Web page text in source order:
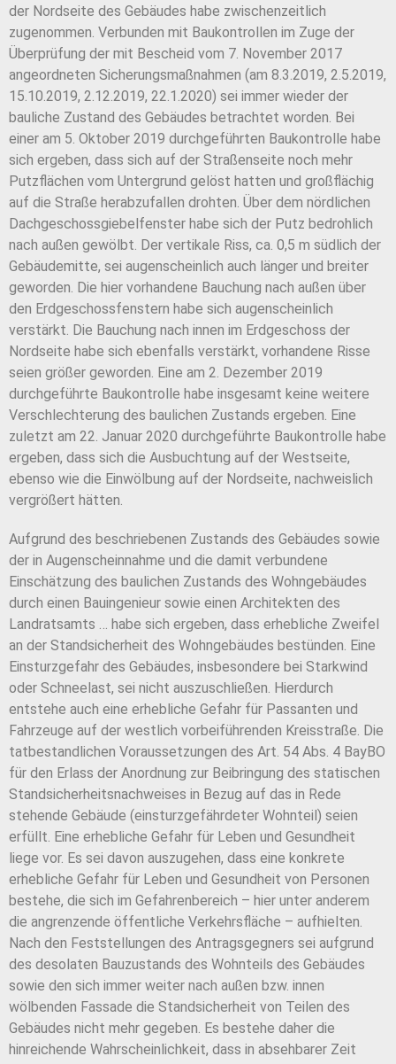
der Nordseite des Gebäudes habe zwischenzeitlich
zugenommen. Verbunden mit Baukontrollen im Zuge der
Überprüfung der mit Bescheid vom 7. November 2017
angeordneten Sicherungsmaßnahmen (am 8.3.2019, 2.5.2019,
15.10.2019, 2.12.2019, 22.1.2020) sei immer wieder der
bauliche Zustand des Gebäudes betrachtet worden. Bei
einer am 5. Oktober 2019 durchgeführten Baukontrolle habe
sich ergeben, dass sich auf der Straßenseite noch mehr
Putzflächen vom Untergrund gelöst hatten und großflächig
auf die Straße herabzufallen drohten. Über dem nördlichen
Dachgeschossgiebelfenster habe sich der Putz bedrohlich
nach außen gewölbt. Der vertikale Riss, ca. 0,5 m südlich der
Gebäudemitte, sei augenscheinlich auch länger und breiter
geworden. Die hier vorhandene Bauchung nach außen über
den Erdgeschossfenstern habe sich augenscheinlich
verstärkt. Die Bauchung nach innen im Erdgeschoss der
Nordseite habe sich ebenfalls verstärkt, vorhandene Risse
seien größer geworden. Eine am 2. Dezember 2019
durchgeführte Baukontrolle habe insgesamt keine weitere
Verschlechterung des baulichen Zustands ergeben. Eine
zuletzt am 22. Januar 2020 durchgeführte Baukontrolle habe
ergeben, dass sich die Ausbuchtung auf der Westseite,
ebenso wie die Einwölbung auf der Nordseite, nachweislich
vergrößert hätten.
Aufgrund des beschriebenen Zustands des Gebäudes sowie
der in Augenscheinnahme und die damit verbundene
Einschätzung des baulichen Zustands des Wohngebäudes
durch einen Bauingenieur sowie einen Architekten des
Landratsamts … habe sich ergeben, dass erhebliche Zweifel
an der Standsicherheit des Wohngebäudes bestünden. Eine
Einsturzgefahr des Gebäudes, insbesondere bei Starkwind
oder Schneelast, sei nicht auszuschließen. Hierdurch
entstehe auch eine erhebliche Gefahr für Passanten und
Fahrzeuge auf der westlich vorbeiführenden Kreisstraße. Die
tatbestandlichen Voraussetzungen des Art. 54 Abs. 4 BayBO
für den Erlass der Anordnung zur Beibringung des statischen
Standsicherheitsnachweises in Bezug auf das in Rede
stehende Gebäude (einsturzgefährdeter Wohnteil) seien
erfüllt. Eine erhebliche Gefahr für Leben und Gesundheit
liege vor. Es sei davon auszugehen, dass eine konkrete
erhebliche Gefahr für Leben und Gesundheit von Personen
bestehe, die sich im Gefahrenbereich – hier unter anderem
die angrenzende öffentliche Verkehrsfläche – aufhielten.
Nach den Feststellungen des Antragsgegners sei aufgrund
des desolaten Bauzustands des Wohnteils des Gebäudes
sowie den sich immer weiter nach außen bzw. innen
wölbenden Fassade die Standsicherheit von Teilen des
Gebäudes nicht mehr gegeben. Es bestehe daher die
hinreichende Wahrscheinlichkeit, dass in absehbarer Zeit